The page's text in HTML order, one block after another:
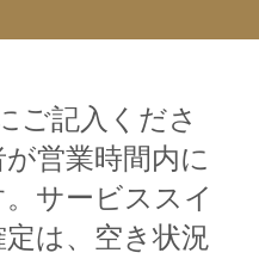
ご記入くださ
営業時間内に
サービススイ
は、空き状況